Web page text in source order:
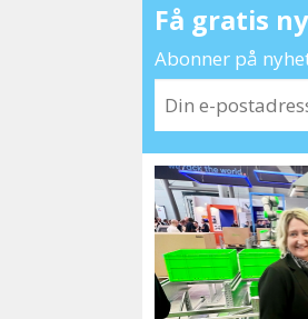
Få gratis
Abonner på